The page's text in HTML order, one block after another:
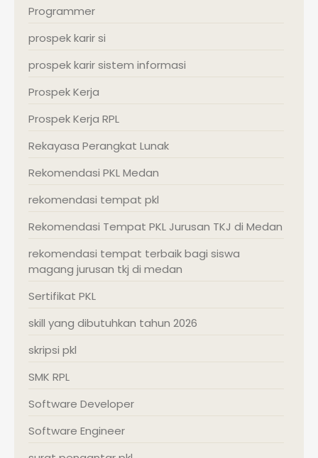
Programmer
prospek karir si
prospek karir sistem informasi
Prospek Kerja
Prospek Kerja RPL
Rekayasa Perangkat Lunak
Rekomendasi PKL Medan
rekomendasi tempat pkl
Rekomendasi Tempat PKL Jurusan TKJ di Medan
rekomendasi tempat terbaik bagi siswa
magang jurusan tkj di medan
Sertifikat PKL
skill yang dibutuhkan tahun 2026
skripsi pkl
SMK RPL
Software Developer
Software Engineer